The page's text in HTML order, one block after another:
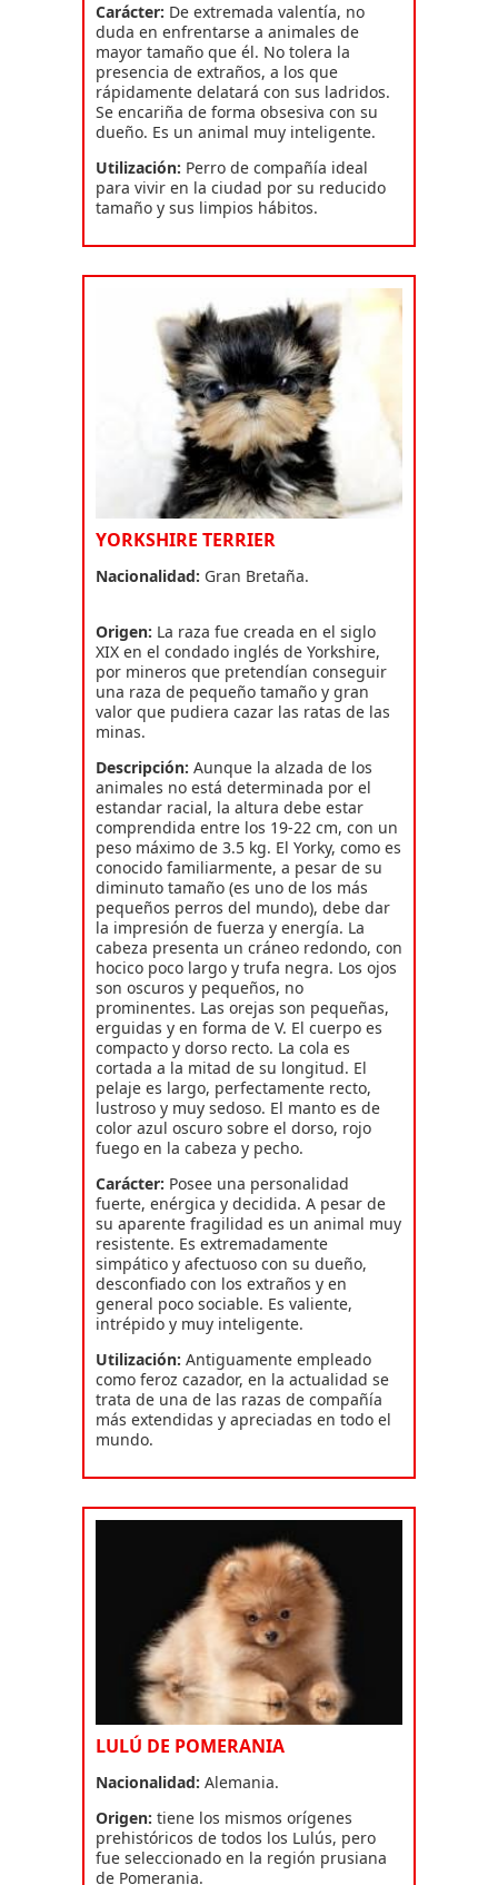
Carácter: De extremada valentía, no
duda en enfrentarse a animales de
mayor tamaño que él. No tolera la
presencia de extraños, a los que
rápidamente delatará con sus ladridos.
Se encariña de forma obsesiva con su
dueño. Es un animal muy inteligente.
Utilización: Perro de compañía ideal
para vivir en la ciudad por su reducido
tamaño y sus limpios hábitos.
YORKSHIRE TERRIER
Nacionalidad: Gran Bretaña.
Origen: La raza fue creada en el siglo
XIX en el condado inglés de Yorkshire,
por mineros que pretendían conseguir
una raza de pequeño tamaño y gran
valor que pudiera cazar las ratas de las
minas.
Descripción: Aunque la alzada de los
animales no está determinada por el
estandar racial, la altura debe estar
comprendida entre los 19-22 cm, con un
peso máximo de 3.5 kg. El Yorky, como es
conocido familiarmente, a pesar de su
diminuto tamaño (es uno de los más
pequeños perros del mundo), debe dar
la impresión de fuerza y energía. La
cabeza presenta un cráneo redondo, con
hocico poco largo y trufa negra. Los ojos
son oscuros y pequeños, no
prominentes. Las orejas son pequeñas,
erguidas y en forma de V. El cuerpo es
compacto y dorso recto. La cola es
cortada a la mitad de su longitud. El
pelaje es largo, perfectamente recto,
lustroso y muy sedoso. El manto es de
color azul oscuro sobre el dorso, rojo
fuego en la cabeza y pecho.
Carácter: Posee una personalidad
fuerte, enérgica y decidida. A pesar de
su aparente fragilidad es un animal muy
resistente. Es extremadamente
simpático y afectuoso con su dueño,
desconfiado con los extraños y en
general poco sociable. Es valiente,
intrépido y muy inteligente.
Utilización: Antiguamente empleado
como feroz cazador, en la actualidad se
trata de una de las razas de compañía
más extendidas y apreciadas en todo el
mundo.
LULÚ DE POMERANIA
Nacionalidad: Alemania.
Origen: tiene los mismos orígenes
prehistóricos de todos los Lulús, pero
fue seleccionado en la región prusiana
de Pomerania.